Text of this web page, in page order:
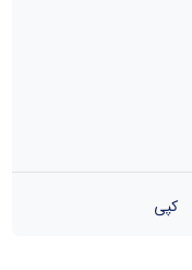
کپی